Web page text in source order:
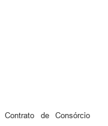
de Consórcio